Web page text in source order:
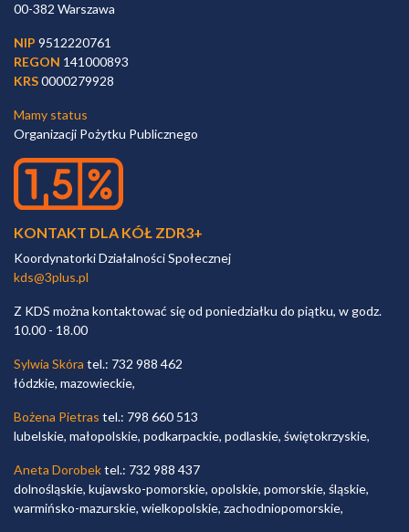
00-382 Warszawa
NIP 9512220761
REGON 141000893
KRS0000279928
Mamy status
Organizacji Pożytku Publicznego
KONTAKT DLA KÓŁ ZDR3+
Koordynatorki Działalności Społecznej
kds@3plus.pl
Z KDS można kontaktować się od poniedziałku do piątku, w godz.
10.00 - 18.00
Sylwia Skóra tel.: 732 988 462
łódzkie, mazowieckie,
Bożena Pietras tel.: 798 660 513
lubelskie, małopolskie, podkarpackie, podlaskie, świętokrzyskie,
Aneta Dorobektel.: 732 988 437
dolnośląskie, kujawsko-pomorskie, opolskie, pomorskie, śląskie,
warmińsko-mazurskie, wielkopolskie, zachodniopomorskie,